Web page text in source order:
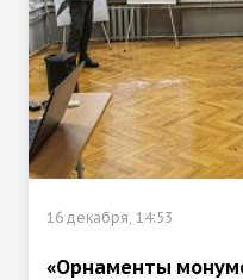
16 декабря, 14:53
«Орнаменты